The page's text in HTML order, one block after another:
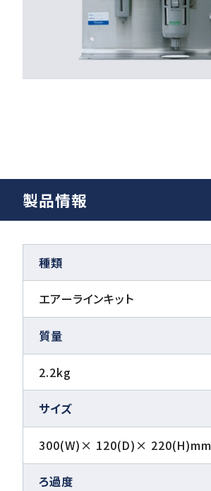
製品情報
種類
エアーラインキット
質量
2.2kg
サイズ
300(W)× 120(D)× 220(H)mm
ろ過度